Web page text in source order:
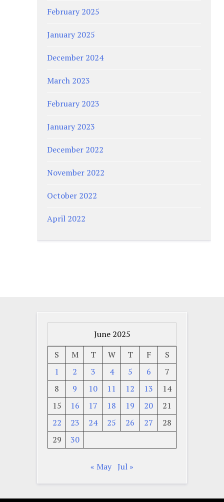
February 2025
January 2025
December 2024
March 2023
February 2023
January 2023
December 2022
November 2022
October 2022
April 2022
June 2025
S
M T W T F
S
1
2 3 4 5 6
7
8
9 10 11 12 13
14
15
16 17 18 19 20
21
22
23 24 25 26 27
28
29
30
« May Jul »